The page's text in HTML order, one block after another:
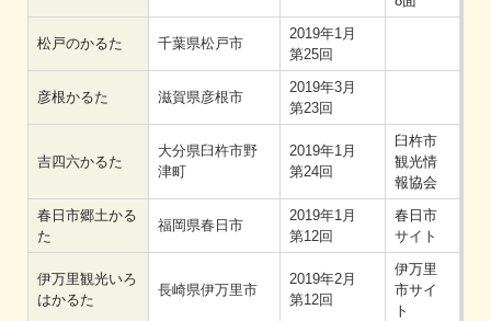
松戸のかるた 千葉県松戸市
2019年1月
第25回
彦根かるた 滋賀県彦根市
2019年3月
第23回
吉四六かるた
大分県臼杵市野
津町
2019年1月
第24回
臼杵市
観光情
報協会
春日市郷土かる
た
福岡県春日市
2019年1月
第12回
春日市
サイト
伊万里観光いろ
はかるた
長崎県伊万里市
2019年2月
第12回
伊万里
市サイ
ト